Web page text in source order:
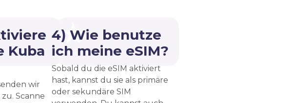
Kuba
wir
Scanne
4) Wie benutze
ich meine eSIM?
Sobald du die eSIM aktiviert
hast, kannst du sie als primäre
oder sekundäre SIM